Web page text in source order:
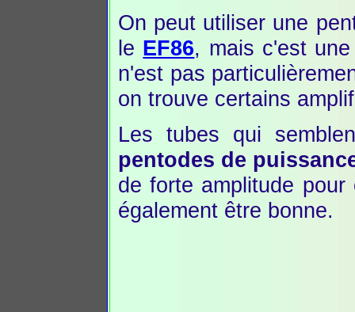
On peut utiliser une
le EF86, mais c'est
n'est pas
on trouve certains
Les tubes qui
pentodes de
de forte amplitude
également être bonne.